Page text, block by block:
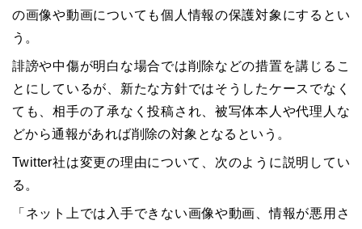
の画像や動画についても個人情報の保護対象にするとい
う。
誹謗や中傷が明白な場合では削除などの措置を講じるこ
とにしているが、新たな方針ではそうしたケースでなく
ても、相手の了承なく投稿され、被写体本人や代理人な
どから通報があれば削除の対象となるという。
Twitter社は変更の理由について、次のように説明してい
る。
「ネット上では入手できない画像や動画、情報が悪用さ